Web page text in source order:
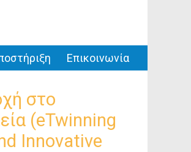
Επικοινωνία
στο
(eTwinning
Innovative